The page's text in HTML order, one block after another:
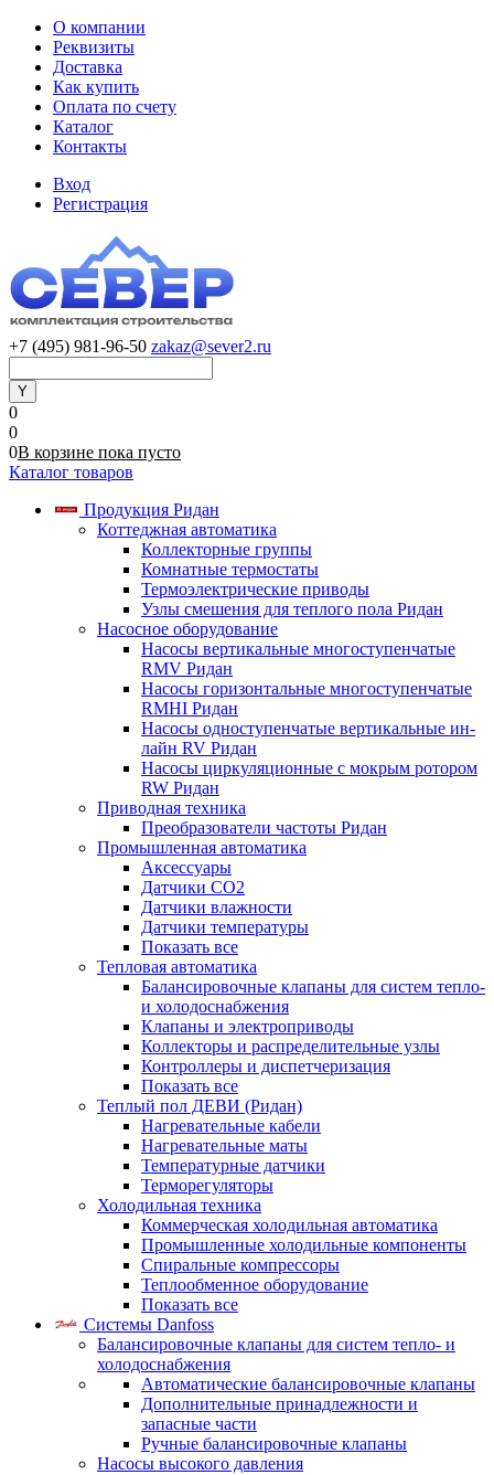
О компании
Реквизиты
Доставка
Как купить
Оплата по счету
Каталог
Контакты
Вход
Регистрация
+7 (495) 981-96-50 zakaz@sever2.ru
0
0
0В корзине пока пусто
Каталог товаров
Продукция Ридан
Коттеджная автоматика
Коллекторные группы
Комнатные термостаты
Термоэлектрические приводы
Узлы смешения для теплого пола Ридан
Насосное оборудование
Насосы вертикальные многоступенчатые
RMV Ридан
Насосы горизонтальные многоступенчатые
RMHI Ридан
Насосы одноступенчатые вертикальные ин-
лайн RV Ридан
Насосы циркуляционные с мокрым ротором
RW Ридан
Приводная техника
Преобразователи частоты Ридан
Промышленная автоматика
Аксессуары
Датчики CO2
Датчики влажности
Датчики температуры
Показать все
Тепловая автоматика
Балансировочные клапаны для систем тепло-
и холодоснабжения
Клапаны и электроприводы
Коллекторы и распределительные узлы
Контроллеры и диспетчеризация
Показать все
Теплый пол ДЕВИ (Ридан)
Нагревательные кабели
Нагревательные маты
Температурные датчики
Терморегуляторы
Холодильная техника
Коммерческая холодильная автоматика
Промышленные холодильные компоненты
Спиральные компрессоры
Теплообменное оборудование
Показать все
Системы Danfoss
Балансировочные клапаны для систем тепло- и
холодоснабжения
Автоматические балансировочные клапаны
Дополнительные принадлежности и
запасные части
Ручные балансировочные клапаны
Насосы высокого давления